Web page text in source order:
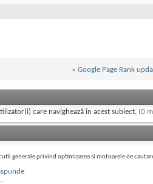
« Google Page Rank
care navighează în acest subiect. (0
generale privind optimizarea si motoarele de